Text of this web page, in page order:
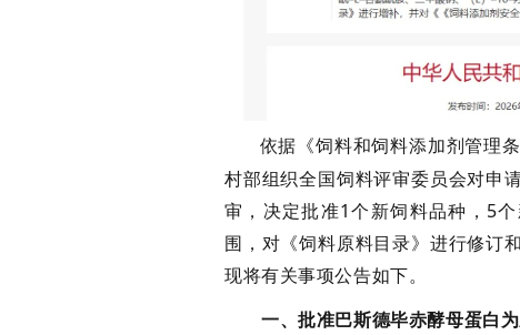
依据《饲料和饲料添加剂管理
村部组织全国饲料评审委员会对申
审，决定批准1个新饲料品种， 5
围 ， 对《饲料原料目录》进行修订
现将有关事项公告如下。
一、批准巴斯德毕赤酵母蛋白